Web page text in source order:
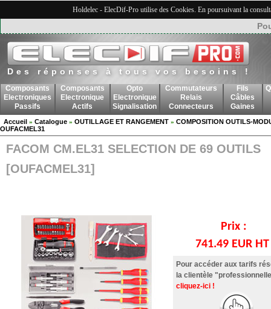
Holdelec - ElecDif-Pro utilise des Cookies. En poursuivant la
Des réponses à tous vos besoins !
Composants
Electroniques
Passifs
Composants
Electronique
Actifs
Opto
Electronique
Signalisation
Commutateurs
Relais
Connecteurs
Fils
Câbles
Gaines
Accueil » Catalogue » OUTILLAGE ET RANGEMENT » COMPOSITION OUTILS-
OUFACMEL31
FACOM CM.EL31 SELECTION DE 69 OUTILS
[OUFACMEL31]
Prix :
741.49 EUR
Pour accéder aux tarifs
la clientèle
cliquez-ici !